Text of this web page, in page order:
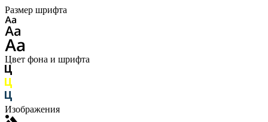
Размер шрифта
Цвет фона и шрифта
Изображения